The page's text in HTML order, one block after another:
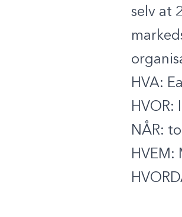
selv at
HVA:
HVOR:
NÅR:
HVEM: